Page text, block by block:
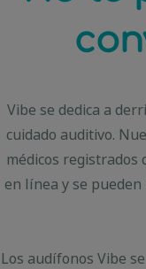
Vibe se dedica a
cuidado auditivo.
médicos registrados
en línea y se
Los audífonos Vibe